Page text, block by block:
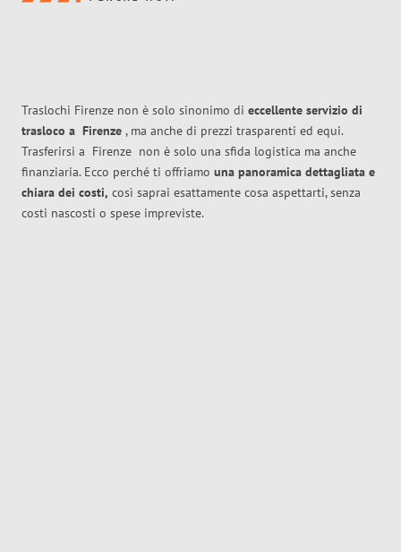
Traslochi Firenze non è solo sinonimo di eccellente servizio di
trasloco a Firenze , ma anche di prezzi trasparenti ed equi.
Trasferirsi a Firenze non è solo una sfida logistica ma anche
finanziaria. Ecco perché ti offriamo una panoramica dettagliata e
chiara dei costi, così saprai esattamente cosa aspettarti, senza
costi nascosti o spese impreviste.